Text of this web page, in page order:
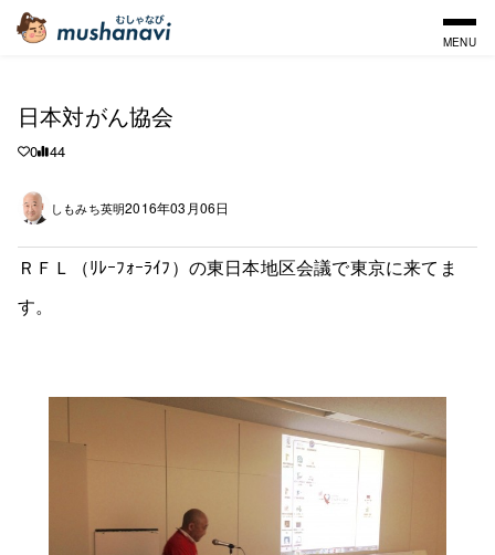
MENU
日本対がん協会
0 44
しもみち英明2016年03月06日
ＲＦＬ（ﾘﾚｰﾌｫｰﾗｲﾌ）の東日本地区会議で東京に来てま
す。